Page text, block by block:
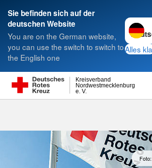
Sie befinden sich auf der
deutschen Website
You are on the German website,
you can use the switch to switch to
the English one
Alles
e. V.
Nordwestmecklenburg
Kreisverband
Suche
Termine